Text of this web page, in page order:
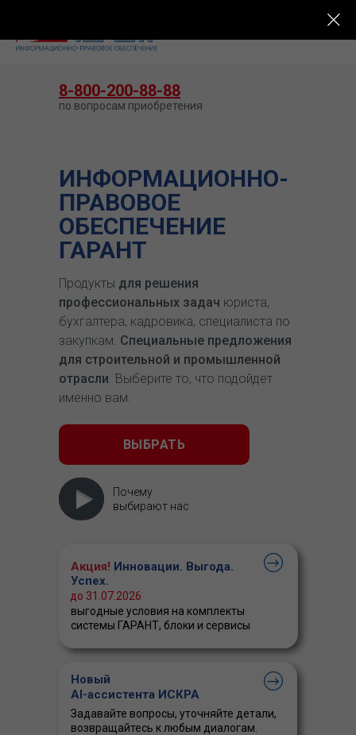
ИНФОРМАЦИОННО-
ПРАВОВОЕ
ОБЕСПЕЧЕНИЕ
ГАРАНТ
Продукты для решения
профессиональных задач юриста,
бухгалтера, кадровика, специалиста по
закупкам. Специальные предложения
для строительной и промышленной
отрасли. Выберите то, что подойдет
именно вам.
ВЫБРАТЬ
Почему
выбирают нас
Акция! Инновации. Выгода.
Успех.
выгодные условия на комплекты
системы ГАРАНТ, блоки и сервисы
до 31.07.2026
8-800-200-88-88
по вопросам приобретения
Новый
AI-ассистента ИСКРА
Задавайте вопросы, уточняйте детали,
возвращайтесь к любым диалогам.